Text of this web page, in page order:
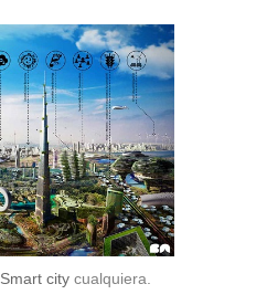
Smart citycualquiera.